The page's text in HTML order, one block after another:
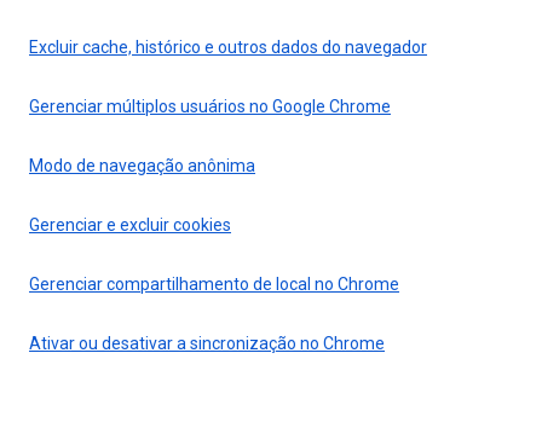
Excluir cache, histórico e outros dados do navegador
Gerenciar múltiplos usuários no Google Chrome
Modo de navegação anônima
Gerenciar e excluir cookies
Gerenciar compartilhamento de local no Chrome
Ativar ou desativar a sincronização no Chrome